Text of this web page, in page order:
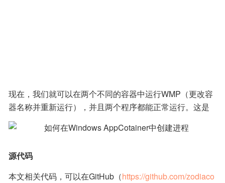
现在，我们就可以在两个不同的容器中运行WMP（更改容
器名称并重新运行），并且两个程序都能正常运行。这是
因为，每个互斥锁现在都有一个以相关AppContainer的Ap
pContainer SID为前缀的唯一名称：
源代码
本文相关代码，可以在GitHub（https://github.com/zodiaco